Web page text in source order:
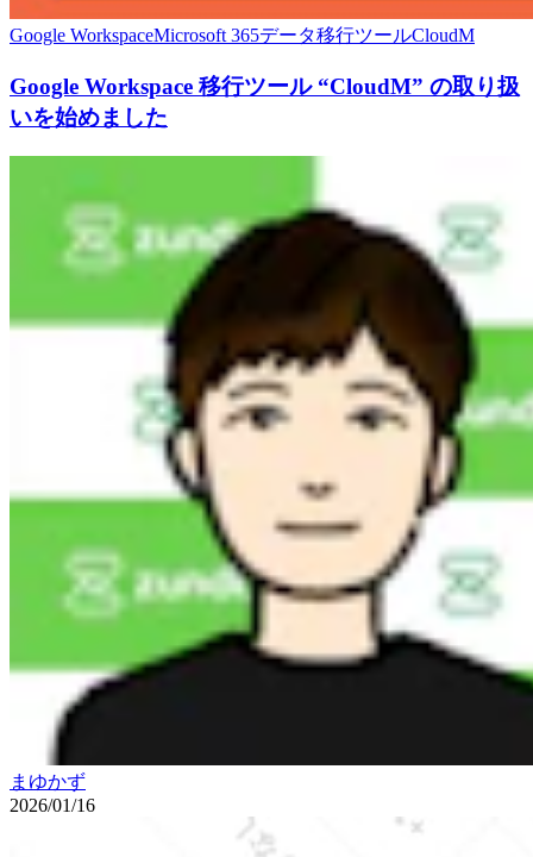
Google WorkspaceMicrosoft 365データ移行ツールCloudM
Google Workspace 移行ツール “CloudM” の取り扱
いを始めました
まゆかず
2026/01/16